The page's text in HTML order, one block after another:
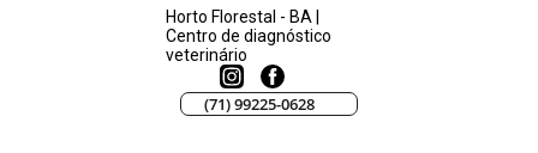
Horto Florestal - BA |
Centro de diagnóstico
veterinário
(71) 99225-0628